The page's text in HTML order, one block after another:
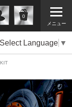
メニュー
0
Select Language ▼